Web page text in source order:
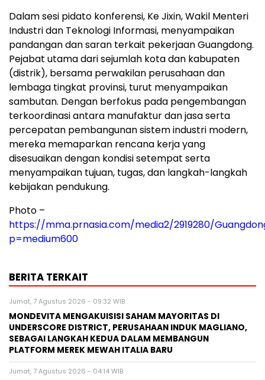
Dalam sesi pidato konferensi, Ke Jixin, Wakil Menteri
Industri dan Teknologi Informasi, menyampaikan
pandangan dan saran terkait pekerjaan Guangdong.
Pejabat utama dari sejumlah kota dan kabupaten
(distrik), bersama perwakilan perusahaan dan
lembaga tingkat provinsi, turut menyampaikan
sambutan. Dengan berfokus pada pengembangan
terkoordinasi antara manufaktur dan jasa serta
percepatan pembangunan sistem industri modern,
mereka memaparkan rencana kerja yang
disesuaikan dengan kondisi setempat serta
menyampaikan tujuan, tugas, dan langkah-langkah
kebijakan pendukung.
Photo –
https://mma.prnasia.com/media2/2919280/
p=medium600
BERITA TERKAIT
Jumat, 7 Agustus 2026 - 09:32 WIB
MONDEVITA MENGAKUISISI SAHAM MAYORITAS DI
UNDERSCORE DISTRICT, PERUSAHAAN INDUK MAGLIANO,
SEBAGAI LANGKAH KEDUA DALAM MEMBANGUN
PLATFORM MEREK MEWAH ITALIA BARU
Jumat, 7 Agustus 2026 - 04:14 WIB